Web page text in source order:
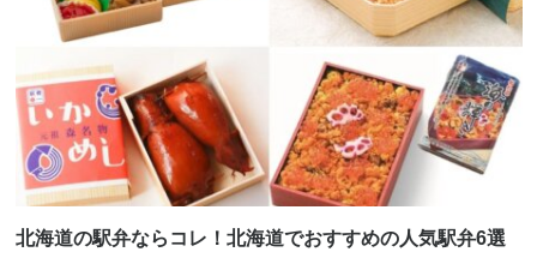
北海道の駅弁ならコレ！北海道でおすすめの人気駅弁6選